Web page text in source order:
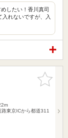
したい！香川真司
れないですが、入
お気に入
りに追加
東京ICから都道311